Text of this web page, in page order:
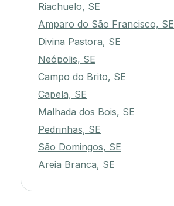
Riachuelo, SE
Amparo do São Francisco, SE
Divina Pastora, SE
Neópolis, SE
Campo do Brito, SE
Capela, SE
Malhada dos Bois, SE
Pedrinhas, SE
São Domingos, SE
Areia Branca, SE